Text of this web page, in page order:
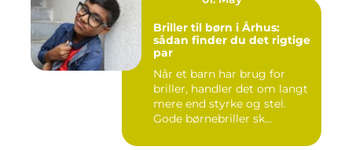
Briller til børn i Århus:
sådan finder du det rigtige
par
Når et barn har brug for
briller, handler det om langt
mere end styrke og stel.
Gode børnebriller sk...